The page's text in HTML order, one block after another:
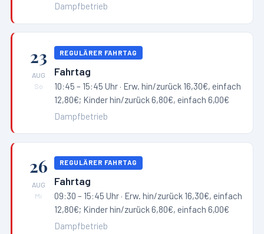
Dampfbetrieb
23
AUG
So
REGULÄRER FAHRTAG
Fahrtag
10:45 – 15:45 Uhr · Erw. hin/zurück 16,30€, einfach
12,80€; Kinder hin/zurück 6,80€, einfach 6,00€
Dampfbetrieb
26
AUG
Mi
REGULÄRER FAHRTAG
Fahrtag
09:30 – 15:45 Uhr · Erw. hin/zurück 16,30€, einfach
12,80€; Kinder hin/zurück 6,80€, einfach 6,00€
Dampfbetrieb